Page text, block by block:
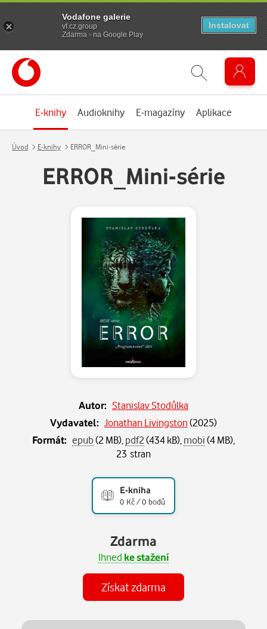
E-knihy Audioknihy E-magazíny Aplikace
Úvod E-knihy ERROR_Mini-série
ERROR_Mini-série
Autor: Stanislav Stodůlka
Vydavatel: Jonathan Livingston(2025)
Formát: epub(2 MB),pdf2(434 kB),mobi(4 MB),
23 stran
E-kniha
0 Kč / 0 bodů
Zdarma
Ihned ke stažení
Získat zdarma
Vodafone galerie
vf.cz.group
Zdarma - na Google Play
Instalovat